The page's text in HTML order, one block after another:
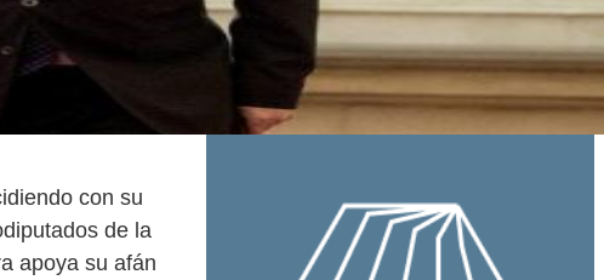
con su
de la
apoya su afán